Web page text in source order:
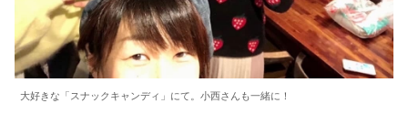
大好きな「スナックキャンディ」にて。小西さんも一緒に！